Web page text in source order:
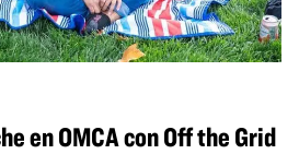
en OMCA con Off the Grid